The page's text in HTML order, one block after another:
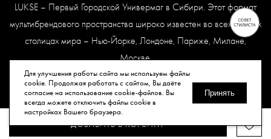
Для улучшения работы сайта мы используем файлы
cookie. Продолжая работать с сайтом, Вы даёте
согласие на использование cookie-файлов. Вы
всегда можете отключить файлы cookie в
настройках Вашего браузера.
Принять
ДОБАВИТЬ В КОРЗИНУ
LUKSE – Первый Городской Универмаг в Сибири. Этот формат
мультибрендового пространства широко известен во всех модных
столицах мира – Нью-Йорке, Лондоне, Париже, Милане,
Москве.
Карта сайта
© Все права защищены, 2026.